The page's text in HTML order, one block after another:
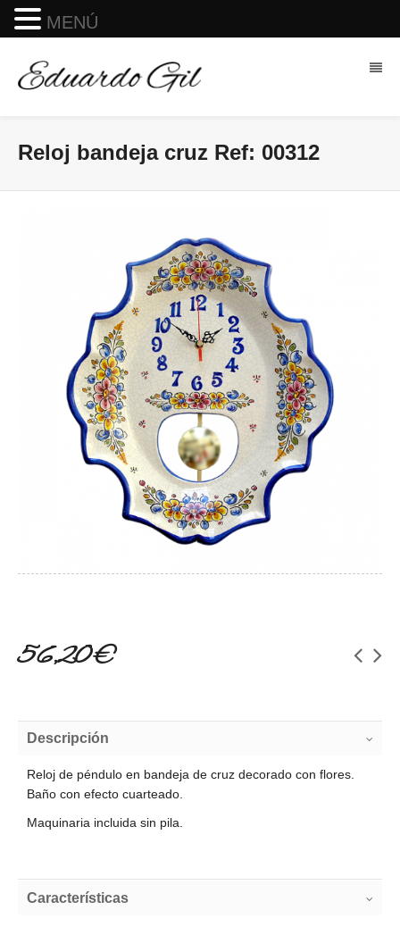
Reloj bandeja cruz Ref: 00312
56,20 €
Descripción
Reloj de péndulo en bandeja de cruz decorado con flores.
Baño con efecto cuarteado.
Maquinaria incluida sin pila.
Características
MENÚ